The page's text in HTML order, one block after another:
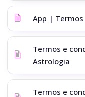
App | Termos
Termos e
Astrologia
Termos e